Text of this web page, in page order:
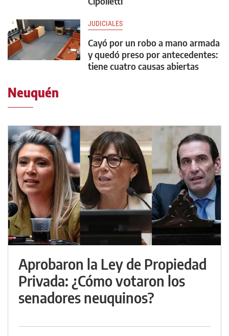
JUDICIALES
Cayó por un robo a mano armada
y quedó preso por antecedentes:
tiene cuatro causas abiertas
Neuquén
Aprobaron la Ley de Propiedad
Privada: ¿Cómo votaron los
senadores neuquinos?